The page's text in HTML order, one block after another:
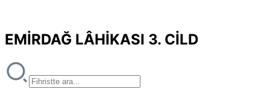
EMİRDAĞ LÂHİKASI 3. CİLD